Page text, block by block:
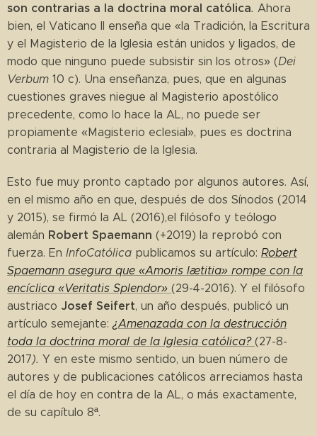
son contrarias a la doctrina moral católica. Ahora
bien, el Vaticano II enseña que «la Tradición, la Escritura
y el Magisterio de la Iglesia están unidos y ligados, de
modo que ninguno puede subsistir sin los otros» (Dei
Verbum 10 c). Una enseñanza, pues, que en algunas
cuestiones graves niegue al Magisterio apostólico
precedente, como lo hace la AL, no puede ser
propiamente «Magisterio eclesial», pues es doctrina
contraria al Magisterio de la Iglesia.
Esto fue muy pronto captado por algunos autores. Así,
en el mismo año en que, después de dos Sínodos (2014
y 2015), se firmó la AL (2016),el filósofo y teólogo
alemán Robert Spaemann (+2019) la reprobó con
fuerza. En InfoCatólica publicamos su artículo: Robert
Spaemann asegura que «Amoris lætitia» rompe con la
encíclica «Veritatis Splendor» (29-4-2016). Y el filósofo
austriaco Josef Seifert, un año después, publicó un
artículo semejante: ¿Amenazada con la destrucción
toda la doctrina moral de la Iglesia católica? (27-8-
2017). Y en este mismo sentido, un buen número de
autores y de publicaciones católicos arreciamos hasta
el día de hoy en contra de la AL, o más exactamente,
de su capítulo 8ª.